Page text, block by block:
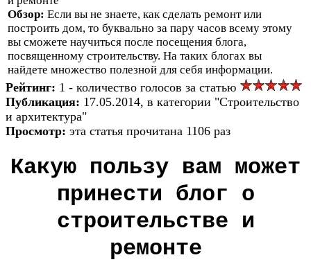
Обзор: Если вы не знаете, как сделать ремонт или
построить дом, то буквально за пару часов всему этому
вы сможете научиться после посещения блога,
посвященному строительству. На таких блогах вы
найдете множество полезной для себя информации.
Рейтинг: 1 - количество голосов за статью
Публикация: 17.05.2014, в категории "Строительство
и архитектура"
Просмотр: эта статья прочитана 1106 раз
Какую пользу вам может
принести блог о
строительстве и
ремонте